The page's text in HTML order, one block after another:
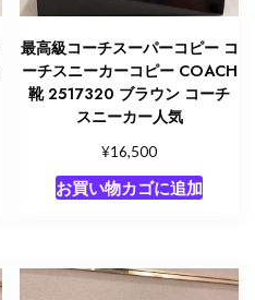
最高級コーチスーパーコピー コ
ーチスニーカーコピー COACH
靴 2517320 ブラウン コーチ
スニーカー人気
¥16,500
お買い物カゴに追加